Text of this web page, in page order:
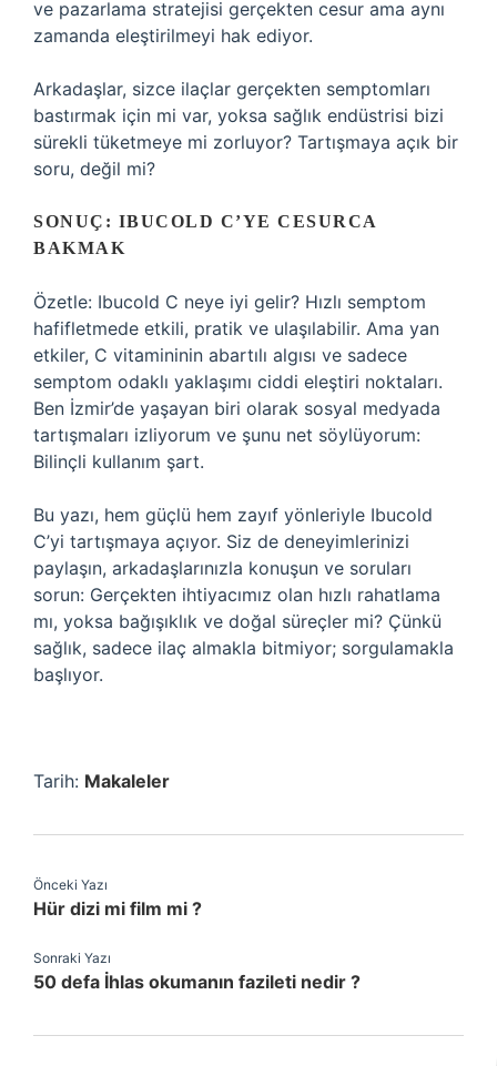
ve pazarlama stratejisi gerçekten cesur ama aynı
zamanda eleştirilmeyi hak ediyor.
Arkadaşlar, sizce ilaçlar gerçekten semptomları
bastırmak için mi var, yoksa sağlık endüstrisi bizi
sürekli tüketmeye mi zorluyor? Tartışmaya açık bir
soru, değil mi?
SONUÇ: IBUCOLD C’YE CESURCA
BAKMAK
Özetle: Ibucold C neye iyi gelir? Hızlı semptom
hafifletmede etkili, pratik ve ulaşılabilir. Ama yan
etkiler, C vitamininin abartılı algısı ve sadece
semptom odaklı yaklaşımı ciddi eleştiri noktaları.
Ben İzmir’de yaşayan biri olarak sosyal medyada
tartışmaları izliyorum ve şunu net söylüyorum:
Bilinçli kullanım şart.
Bu yazı, hem güçlü hem zayıf yönleriyle Ibucold
C’yi tartışmaya açıyor. Siz de deneyimlerinizi
paylaşın, arkadaşlarınızla konuşun ve soruları
sorun: Gerçekten ihtiyacımız olan hızlı rahatlama
mı, yoksa bağışıklık ve doğal süreçler mi? Çünkü
sağlık, sadece ilaç almakla bitmiyor; sorgulamakla
başlıyor.
Tarih: Makaleler
Önceki Yazı
Hür dizi mi film mi ?
Sonraki Yazı
50 defa İhlas okumanın fazileti nedir ?